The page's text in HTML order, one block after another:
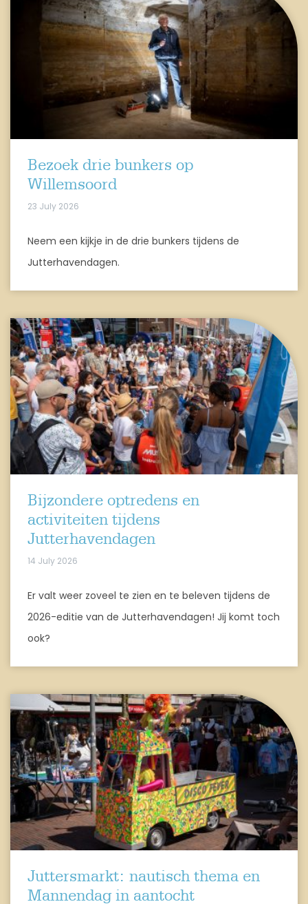
Bezoek drie bunkers op
Willemsoord
23 July 2026
Neem een kijkje in de drie bunkers tijdens de
Jutterhavendagen.
Bijzondere optredens en
activiteiten tijdens
Jutterhavendagen
14 July 2026
Er valt weer zoveel te zien en te beleven tijdens de
2026-editie van de Jutterhavendagen! Jij komt toch
ook?
Juttersmarkt: nautisch thema en
Mannendag in aantocht